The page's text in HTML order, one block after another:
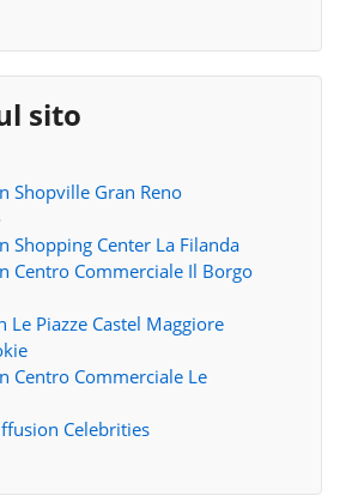
sito
Shopville Gran Reno
Shopping Center La Filanda
Centro Commerciale Il Borgo
Le Piazze Castel Maggiore
Centro Commerciale Le
Celebrities